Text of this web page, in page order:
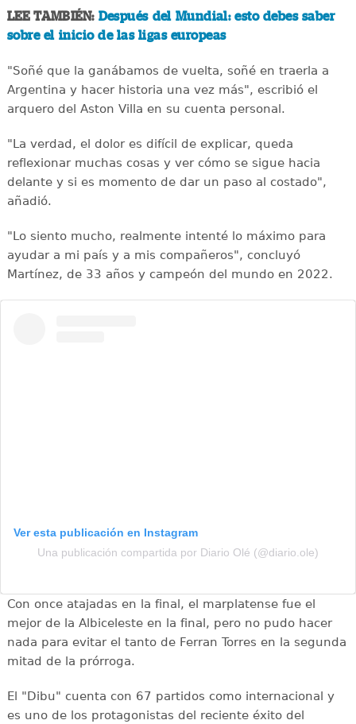
LEE TAMBIÉN: Después del Mundial: esto debes saber
sobre el inicio de las ligas europeas
"Soñé que la ganábamos de vuelta, soñé en traerla a
Argentina y hacer historia una vez más", escribió el
arquero del Aston Villa en su cuenta personal.
"La verdad, el dolor es difícil de explicar, queda
reflexionar muchas cosas y ver cómo se sigue hacia
delante y si es momento de dar un paso al costado",
añadió.
"Lo siento mucho, realmente intenté lo máximo para
ayudar a mi país y a mis compañeros", concluyó
Martínez, de 33 años y campeón del mundo en 2022.
Ver esta publicación en Instagram
Una publicación compartida por Diario Olé (@diario.ole)
Con once atajadas en la final, el marplatense fue el
mejor de la Albiceleste en la final, pero no pudo hacer
nada para evitar el tanto de Ferran Torres en la segunda
mitad de la prórroga.
El "Dibu" cuenta con 67 partidos como internacional y
es uno de los protagonistas del reciente éxito del